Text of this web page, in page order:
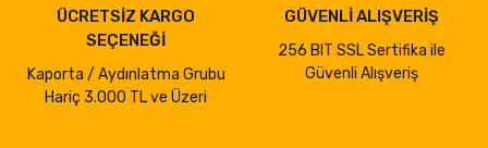
ÜCRETSİZ KARGO
SEÇENEĞİ
Kaporta / Aydınlatma Grubu
Hariç 3.000 TL ve Üzeri
GÜVENLİ ALIŞVERİŞ
256 BIT SSL Sertifika ile
Güvenli Alışveriş